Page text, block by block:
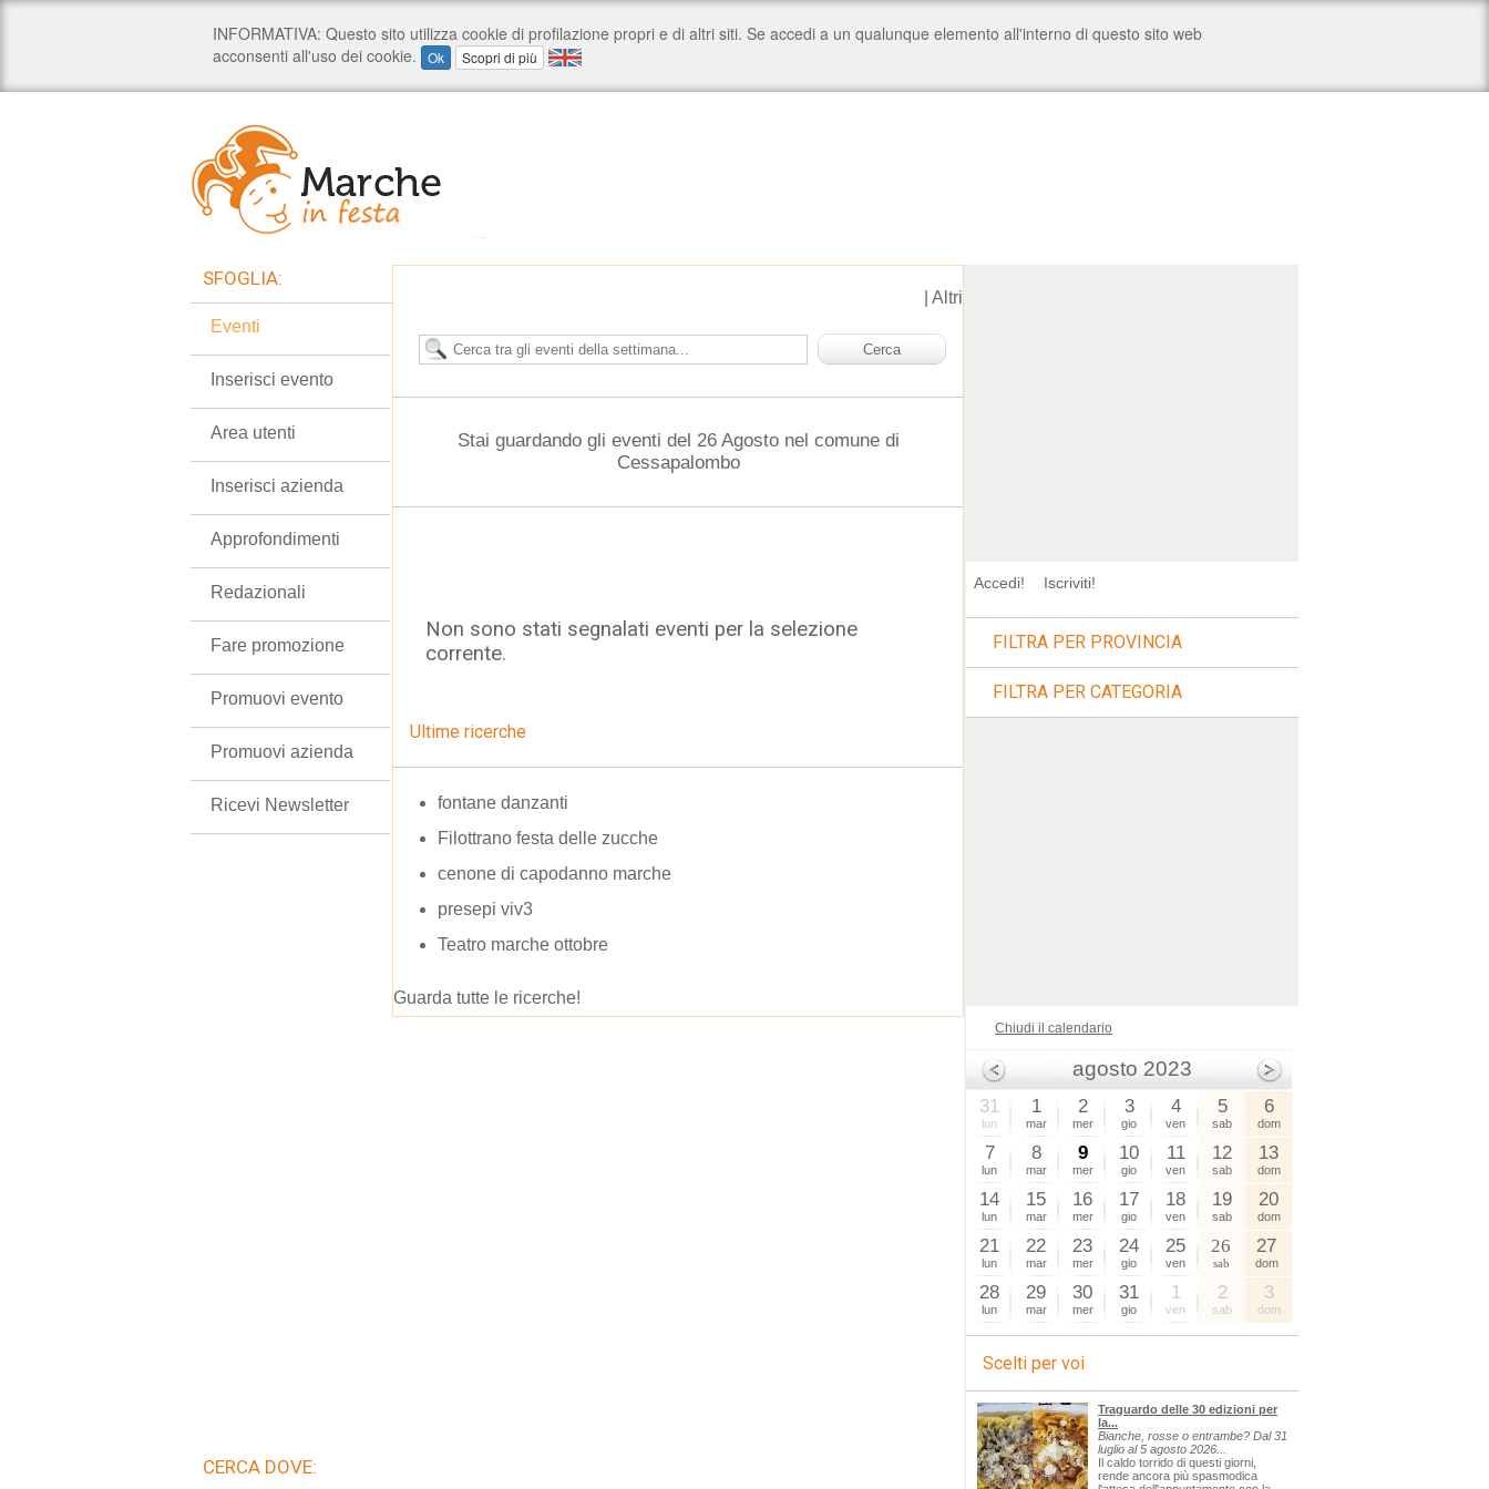
Altri
Stai guardando gli eventi del 26 Agosto nel comune di
Cessapalombo
Non sono stati segnalati eventi per la selezione
corrente.
Ultime ricerche
fontane danzanti
Filottrano festa delle zucche
cenone di capodanno marche
presepi viv3
Teatro marche ottobre
Guarda tutte le ricerche!
SFOGLIA:
Eventi
Inserisci evento
Area utenti
Inserisci azienda
Approfondimenti
Redazionali
Fare promozione
Promuovi evento
Promuovi azienda
Ricevi Newsletter
CERCA DOVE:
Accedi! Iscriviti!
FILTRA PER PROVINCIA
FILTRA PER CATEGORIA
Chiudi il calendario
agosto 2023
31
lun
1
mar
2
mer
3
gio
4
ven
5
sab
6
dom
7
lun
8
mar
9
mer
10
gio
11
ven
12
sab
13
dom
14
lun
15
mar
16
mer
17
gio
18
ven
19
sab
20
dom
21
lun
22
mar
23
mer
24
gio
25
ven
26
sab
27
dom
28
lun
29
mar
30
mer
31
gio
1
ven
2
sab
3
dom
Scelti per voi
Traguardo delle 30 edizioni per
la...
Bianche, rosse o entrambe? Dal 31
luglio al 5 agosto 2026...
Il caldo torrido di questi giorni,
rende ancora più spasmodica